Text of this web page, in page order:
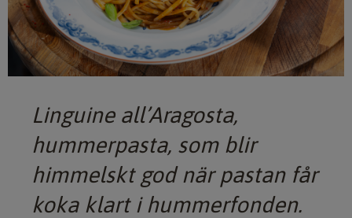
Linguine all’Aragosta,
hummerpasta, som blir
himmelskt god när pastan får
koka klart i hummerfonden.